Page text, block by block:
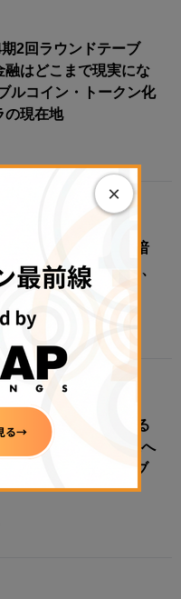
2回ラウンドテーブ
融はどこまで現実にな
ルコイン・トークン化
の現在地
開催＞金商法時代の暗
法改正成立を受け、
の未来を討論
ン化すると何が変わる
リアルな経済圏接続へ​
11回ラウンドテーブ
×